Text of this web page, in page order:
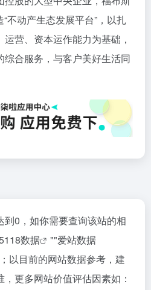
不动产生态发展平台”，以扎
营、资本运作能力为基础，
合服务，与客户美好生活同
0，如你需要查询该站的相
数据 ""爱站数据
以目前的网站数据参考，建
更多网站价值评估因素如：